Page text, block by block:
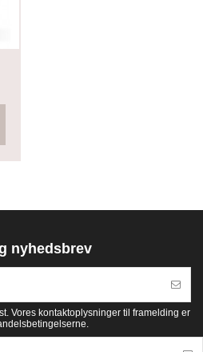
nyhedsbrev
Vores kontaktoplysninger til framelding er